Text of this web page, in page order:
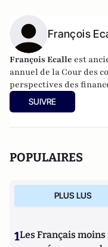
François
François Ecalle est
annuel de la Cour des
perspectives des
Haut Conseil des
et fondateur du site
SUIVRE
POPULAIRES
PLUS LUS
1Les Français